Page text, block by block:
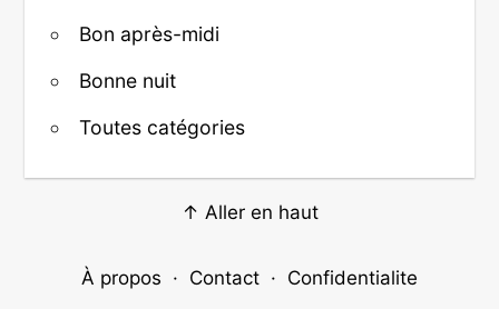
Bon après-midi
Bonne nuit
Toutes catégories
↑ Aller en haut
À propos · Contact · Confidentialite